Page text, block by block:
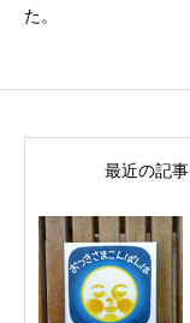
た。
最近の記事